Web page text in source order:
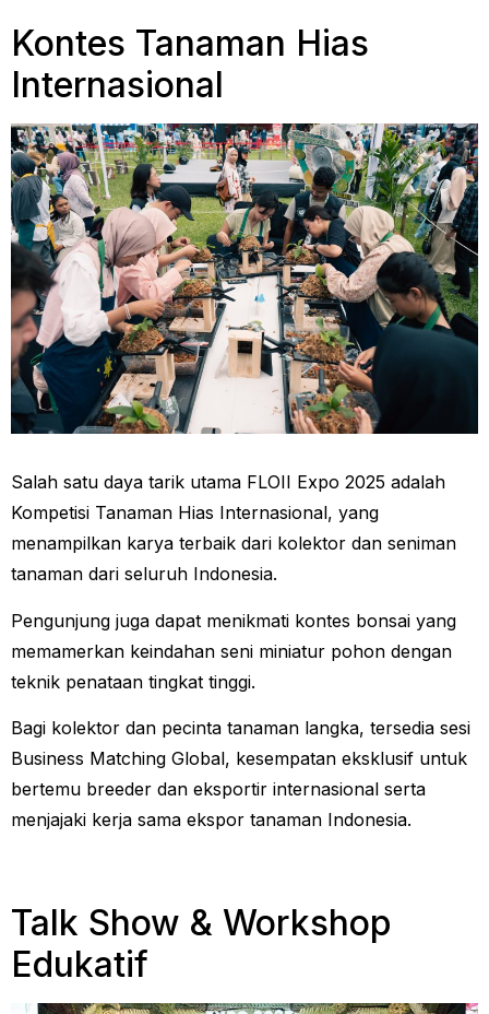
Kontes Tanaman Hias
Internasional
Salah satu daya tarik utama FLOII Expo 2025 adalah
Kompetisi Tanaman Hias Internasional, yang
menampilkan karya terbaik dari kolektor dan seniman
tanaman dari seluruh Indonesia.
Pengunjung juga dapat menikmati kontes bonsai yang
memamerkan keindahan seni miniatur pohon dengan
teknik penataan tingkat tinggi.
Bagi kolektor dan pecinta tanaman langka, tersedia sesi
Business Matching Global, kesempatan eksklusif untuk
bertemu breeder dan eksportir internasional serta
menjajaki kerja sama ekspor tanaman Indonesia.
Talk Show & Workshop
Edukatif